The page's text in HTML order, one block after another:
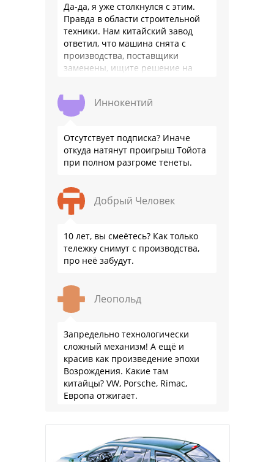
Да-да, я уже столкнулся с этим.
Правда в области строительной
техники. Нам китайский завод
ответил, что машина снята с
производства, поставщики
заменены, ищите решение на
официальном бланке …
Иннокентий
Отсутствует подписка? Иначе
откуда натянут проигрыш Тойота
при полном разгроме тенеты.
Добрый Человек
10 лет, вы смеётесь? Как только
тележку снимут с производства,
про неё забудут.
Леопольд
Запредельно технологически
сложный механизм! А ещё и
красив как произведение эпохи
Возрождения. Какие там
китайцы? VW, Porsche, Rimac,
Европа отжигает.